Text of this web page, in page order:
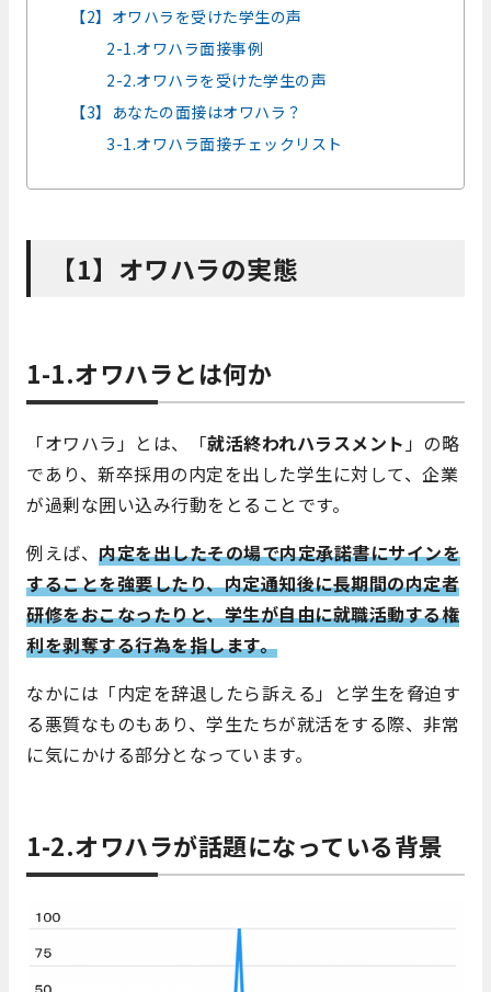
【2】オワハラを受けた学生の声
2-1.オワハラ面接事例
2-2.オワハラを受けた学生の声
【3】あなたの面接はオワハラ？
3-1.オワハラ面接チェックリスト
【1】オワハラの実態
1-1.オワハラとは何か
「オワハラ」とは、「就活終われハラスメント」の略
であり、新卒採用の内定を出した学生に対して、企業
が過剰な囲い込み行動をとることです。
例えば、 内定を出したその場で内定承諾書にサインを
することを強要したり、内定通知後に長期間の内定者
研修をおこなったりと、学生が自由に就職活動する権
利を剥奪する行為を指します。
なかには「内定を辞退したら訴える」と学生を脅迫す
る悪質なものもあり、学生たちが就活をする際、非常
に気にかける部分となっています。
1-2.オワハラが話題になっている背景